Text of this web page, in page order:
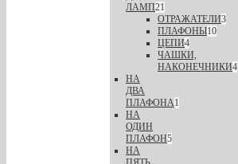
ЛАМП21
ОТРАЖАТЕЛИ3
ПЛАФОНЫ10
ЦЕПИ4
ЧАШКИ,
НАКОНЕЧНИКИ4
НА
ДВА
ПЛАФОНА1
НА
ОДИН
ПЛАФОН5
НА